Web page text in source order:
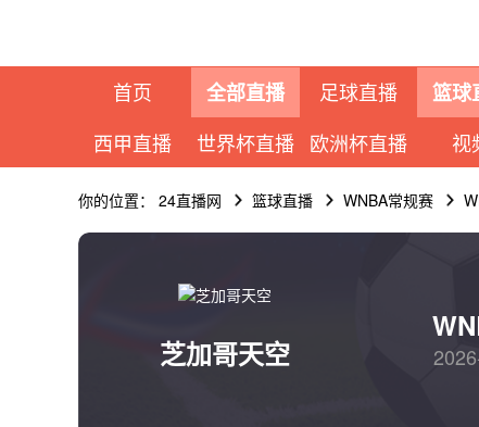
首页 全部直播 足球直播 篮球
西甲直播
世界杯直播 欧洲杯直播 视
你的位置： 24直播网 篮球直播 WNBA常规赛
芝加哥天空